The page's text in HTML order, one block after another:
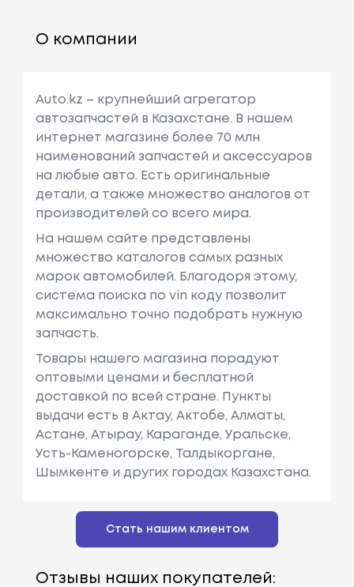
О компании
Auto.kz – крупнейший агрегатор
автозапчастей в Казахстане. В нашем
интернет магазине более 70 млн
наименований запчастей и аксессуаров
на любые авто. Есть оригинальные
детали, а также множество аналогов от
производителей со всего мира.
На нашем сайте представлены
множество каталогов самых разных
марок автомобилей. Благодоря этому,
система поиска по vin коду позволит
максимально точно подобрать нужную
запчасть.
Товары нашего магазина порадуют
оптовыми ценами и бесплатной
доставкой по всей стране. Пункты
выдачи есть в Актау, Актобе, Алматы,
Астане, Атырау, Караганде, Уральске,
Усть-Каменогорске, Талдыкоргане,
Шымкенте и других городах Казахстана.
Стать нашим клиентом
Отзывы наших покупателей: